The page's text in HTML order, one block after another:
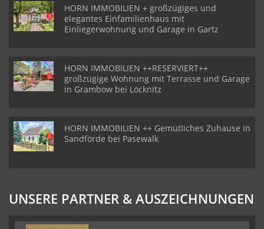
HORN IMMOBILIEN + großzügiges und
elegantes Einfamilienhaus mit
Einliegerwohnung und Garage in Gartz
HORN IMMOBILIEN ++RESERVIERT++
großzügige Wohnung mit Terrasse und Garage
in Grambow bei Löcknitz
HORN IMMOBILIEN ++ Gemütliches Zuhause in
Sandförde bei Pasewalk
UNSERE PARTNER & AUSZEICHNUNGEN